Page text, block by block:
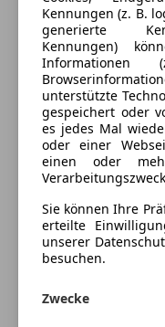
Einparkhilfe
Einparkhilfe
Einparkhilfe
Einparkhilfe
Elektrische Sitze
Getönte Scheiben
Klimaanlage
Klimaautomatik
Luftfederung
Navigationssystem
Sitzbelüftung
Farbe und
Außenfarbe
Lackierung
Mehr anzeigen
Kennungen (z. B.
generierte
Kennungen)
unterstützte
gespeichert oder
es jedes Mal
oder einer
einen oder
Sie können Ihre
erteilte
unserer
besuchen.
Zwecke